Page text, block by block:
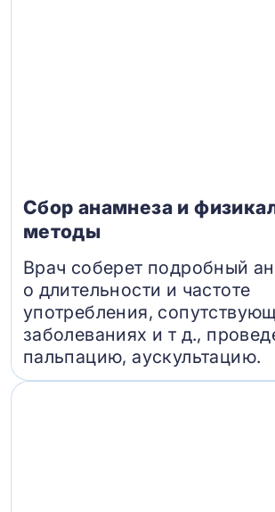
Сбор анамнеза и
методы
Врач соберет подробный
о длительности и частоте
употребления,
заболеваниях и т д.,
пальпацию, аускультацию.